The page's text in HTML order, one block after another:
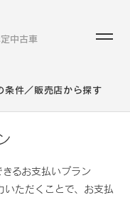
中古車
条件／販売店から探す
るお支払いプラン
いただくことで、お支払